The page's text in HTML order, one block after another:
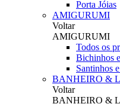
Porta Jóias
AMIGURUMI
Voltar
AMIGURUMI
Todos os
Bichinhos
Santinhos
BANHEIRO &
Voltar
BANHEIRO &